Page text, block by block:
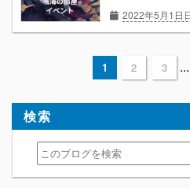
2022年5月1日
1 2 3 ...
検索